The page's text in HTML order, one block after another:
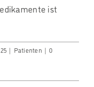
ist
| Patienten | 0